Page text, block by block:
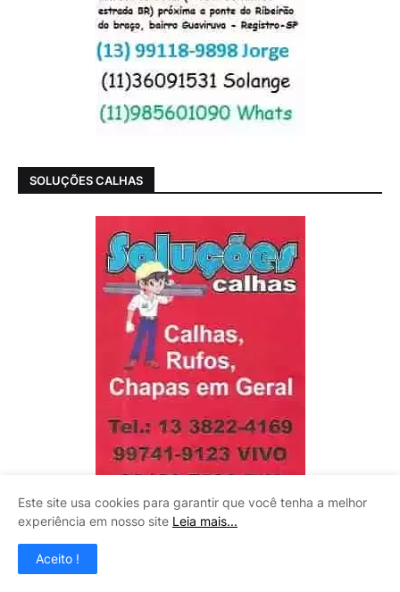
SOLUÇÕES CALHAS
Este site usa cookies para garantir que você tenha a melhor
experiência em nosso site Leia mais...
Aceito !